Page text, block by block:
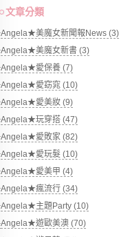
文章分類
Angela★美魔女新聞報News (3)
Angela★美魔女新書 (3)
Angela★愛保養 (7)
Angela★愛窈窕 (10)
Angela★愛美妝 (9)
Angela★玩穿搭 (47)
Angela★愛敗家 (82)
Angela★愛玩髮 (10)
Angela★愛美甲 (4)
Angela★瘋流行 (34)
Angela★主題Party (10)
Angela★遊歐美澳 (70)